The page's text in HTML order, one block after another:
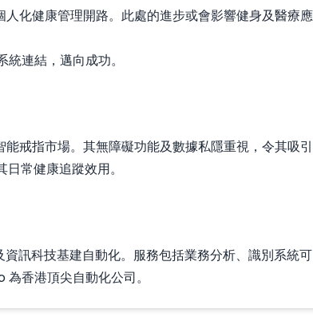
化健康管理開路。此處的進步或會影響健身及醫療
連結，邁向成功。
戒指市場。其無障礙功能及數據私隱重視，令其吸
常健康追蹤效用。
訊科技基建自動化。服務包括業務分析、識別系統
香港頂尖自動化公司。